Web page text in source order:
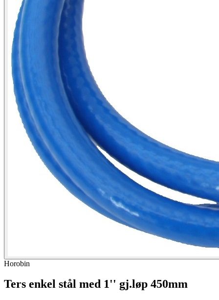
Horobin
Ters enkel stål med 1'' gj.løp 450mm